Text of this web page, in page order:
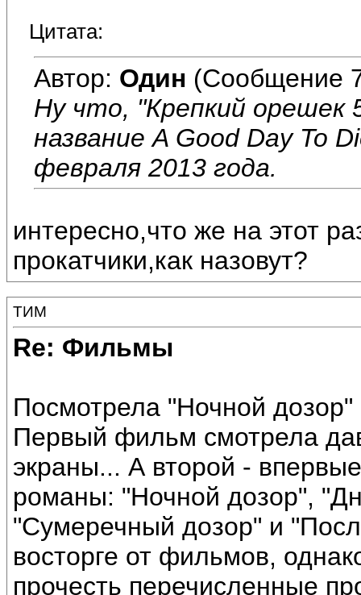
Цитата:
Автор: Один (Сообщение
Ну что, "Крепкий орешек
название A Good Day To
февраля 2013 года.
интересно,что же на этот
прокатчики,как назовут?
ТИМ
Re: Фильмы
Посмотрела "Ночной
Первый фильм смотрела
экраны... А второй -
романы: "Ночной дозор",
"Сумеречный дозор" и
восторге от фильмов,
прочесть перечисленные